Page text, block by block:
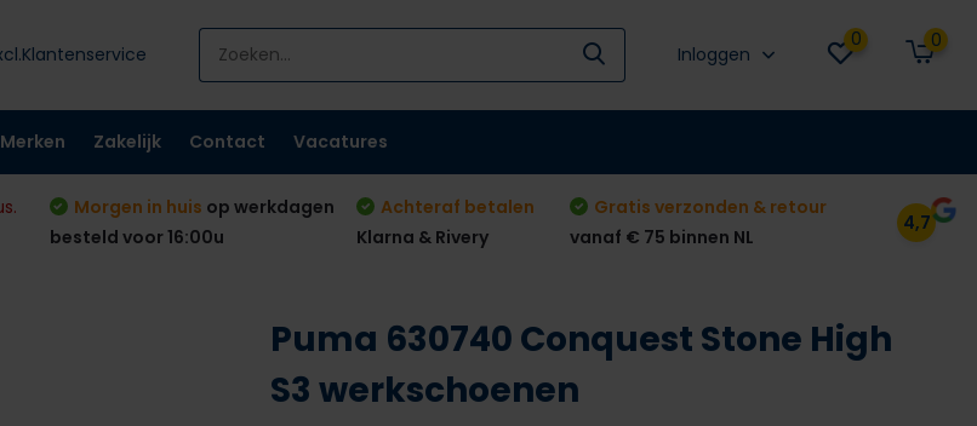
Klantenservice Inloggen
0 0
Merken Zakelijk Contact Vacatures
Morgen in huis op werkdagen
besteld voor 16:00u
Achteraf betalen
Klarna & Rivery
Gratis verzonden & retour
vanaf € 75 binnen NL
4,7
Puma 630740 Conquest Stone High
S3 werkschoenen